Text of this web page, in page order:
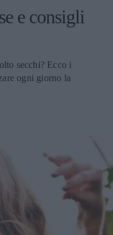
e consigli
secchi? Ecco i
ogni giorno la